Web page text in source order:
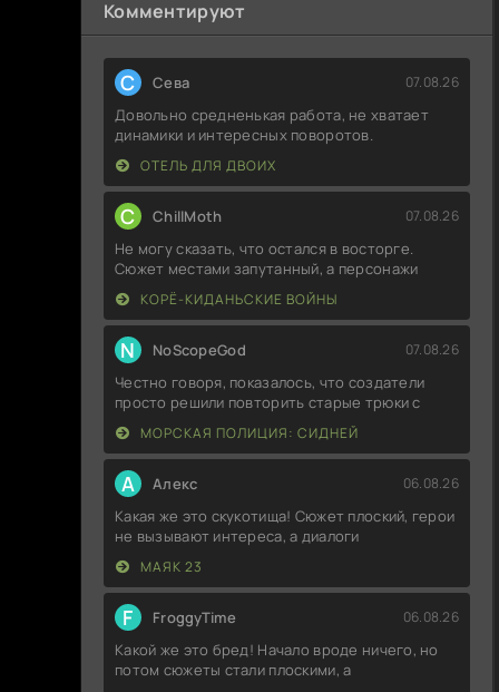
Комментируют
С Севa 07.08.26
Довольно средненькая работа, не хватает
динамики и интересных поворотов.
ОТЕЛЬ ДЛЯ ДВОИХ
C ChillMoth 07.08.26
Не могу сказать, что остался в восторге.
Сюжет местами запутанный, а персонажи
КОРЁ-КИДАНЬСКИЕ ВОЙНЫ
N NoScopeGod 07.08.26
Честно говоря, показалось, что создатели
просто решили повторить старые трюки с
МОРСКАЯ ПОЛИЦИЯ: СИДНЕЙ
А Алекс 06.08.26
Какая же это скукотища! Сюжет плоский, герои
не вызывают интереса, а диалоги
МАЯК 23
F FroggyTime 06.08.26
Какой же это бред! Начало вроде ничего, но
потом сюжеты стали плоскими, а